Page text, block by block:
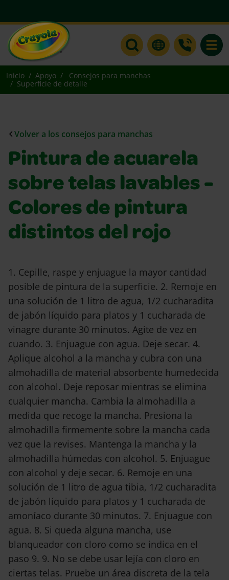
Inicio Apoyo
Consejos para manchas
Superficie de detalle
Volver a los consejos para manchas
Pintura de acuarela
sobre telas lavables -
Colores de pintura
distintos del rojo
1. Cepille, raspe y enjuague la mayor cantidad
posible de pintura de la superficie. 2. Remoje en
una solución de 1 litro de agua, 1/2 cucharadita
de jabón líquido para platos y 1 cucharada de
vinagre durante 30 minutos. Agite de vez en
cuando. 3. Enjuague con agua. Deje secar. 4.
Aplique alcohol a la mancha y cubra con una
almohadilla de material absorbente humedecida
con alcohol. Deje reposar mientras se elimina
cualquier mancha. Cambia la almohadilla a
medida que recoge la mancha. Presiona la
almohadilla firmemente sobre la mancha cada
vez que la revises. Mantenga la mancha y la
almohadilla húmedas con alcohol. 5. Enjuague
con alcohol y deje secar. 6. Remoje en una
solución de 1 litro de agua tibia, 1/2 cucharadita
de jabón líquido para platos y 1 cucharada de
amoníaco durante 30 minutos. 7. Enjuague con
agua. 8. Si queda alguna mancha, use
blanqueador con cloro como se indica en el
paso 9. 9. No se debe usar lejía con cloro en
ciertas telas. Pruebe un área discreta de la tela